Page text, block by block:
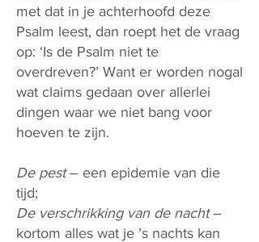
met dat in je achterhoofd deze
Psalm leest, dan roept het de vraag
op: ‘Is de Psalm niet te
overdreven?’ Want er worden nogal
wat claims gedaan over allerlei
dingen waar we niet bang voor
hoeven te zijn.
De pest– een epidemie van die
tijd;
De verschrikking van de nacht–
kortom alles wat je ’s nachts kan